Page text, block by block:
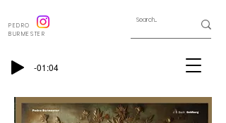
-01:04
PEDRO
BURMESTER